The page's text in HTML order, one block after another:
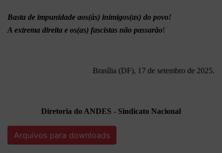
Basta de impunidade aos(às) inimigos(as) do povo!
A extrema direita e os(as) fascistas não passarão!
Brasília (DF), 17 de setembro de 2025.
Diretoria do ANDES - Sindicato Nacional
Arquivos para downloads